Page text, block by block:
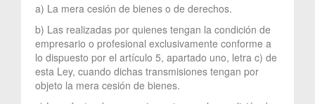
a) La mera cesión de bienes o de derechos.
b) Las realizadas por quienes tengan la condición de
empresario o profesional exclusivamente conforme a
lo dispuesto por el artículo 5, apartado uno, letra c) de
esta Ley, cuando dichas transmisiones tengan por
objeto la mera cesión de bienes.